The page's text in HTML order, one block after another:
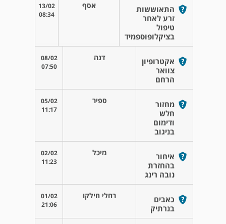
התאוששות
זרע לאחר
טיפול
בציקלופוספמיד
אסף
13/02
08:34
אקטרופיון
צוואר
הרחם
דנה
08/02
07:50
מחזור
חלש
ודימום
בניגוב
ספיר
05/02
11:17
איחור
בהחזרת
נובה רינג
מיכל
02/02
11:23
כאבים
בנרתיק
רחלי חילקו
01/02
21:06